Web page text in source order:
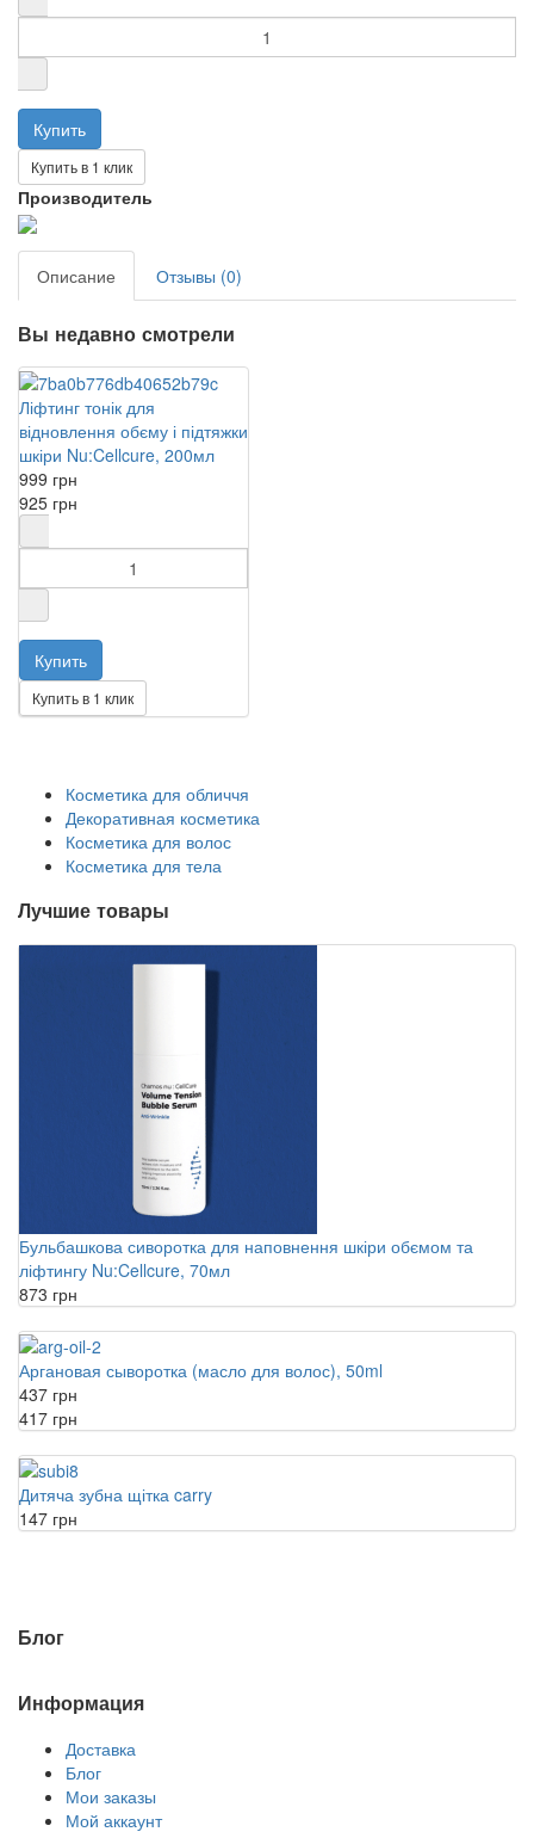
Купить в 1 клик
Производитель
Описание Отзывы (0)
Вы недавно смотрели
Ліфтинг тонік для
відновлення обєму і підтяжки
шкіри Nu:Cellcure, 200мл
999 грн
925 грн
Купить в 1 клик
Косметика для обличчя
Декоративная косметика
Косметика для волос
Косметика для тела
Лучшие товары
Бульбашкова сиворотка для наповнення шкіри обємом та
ліфтингу Nu:Cellcure, 70мл
873 грн
Аргановая сыворотка (масло для волос), 50ml
437 грн
417 грн
Дитяча зубна щітка carry
147 грн
Блог
Информация
Доставка
Блог
Мои заказы
Мой аккаунт